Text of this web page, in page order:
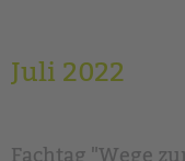
Förderzentren
Juli 2022
Fachtag "Wege